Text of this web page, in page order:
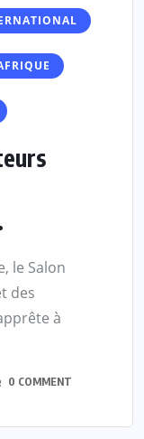
le Salon
des
à
0 COMMENT